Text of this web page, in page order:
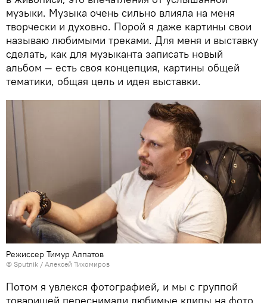
музыки. Музыка очень сильно влияла на меня
творчески и духовно. Порой я даже картины свои
называю любимыми треками. Для меня и выставку
сделать, как для музыканта записать новый
альбом — есть своя концепция, картины общей
тематики, общая цель и идея выставки.
Режиссер Тимур Алпатов
© Sputnik / Алексей Тихомиров
Потом я увлекся фотографией, и мы с группой
товарищей переснимали любимые клипы на фото.